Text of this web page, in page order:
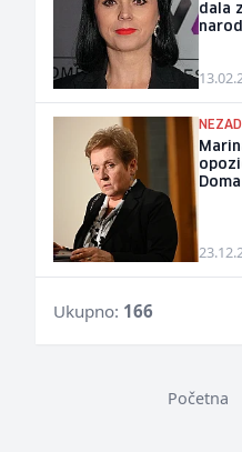
dala
Ukupno: 166
Početna